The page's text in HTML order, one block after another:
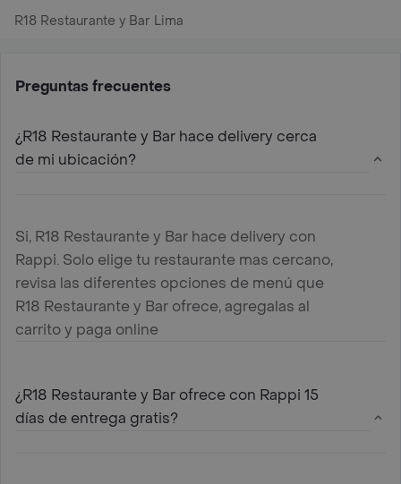
R18 Restaurante y Bar Lima
Preguntas frecuentes
¿R18 Restaurante y Bar hace delivery cerca
de mi ubicación?
Si, R18 Restaurante y Bar hace delivery con
Rappi. Solo elige tu restaurante mas cercano,
revisa las diferentes opciones de menú que
R18 Restaurante y Bar ofrece, agregalas al
carrito y paga online
¿R18 Restaurante y Bar ofrece con Rappi 15
días de entrega gratis?